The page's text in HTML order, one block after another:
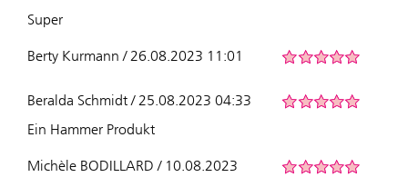
Super
Berty Kurmann / 26.08.2023 11:01
Beralda Schmidt / 25.08.2023 04:33
Ein Hammer Produkt
Michèle BODILLARD / 10.08.2023